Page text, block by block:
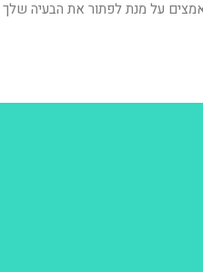
על מנת לפתור את הבעיה